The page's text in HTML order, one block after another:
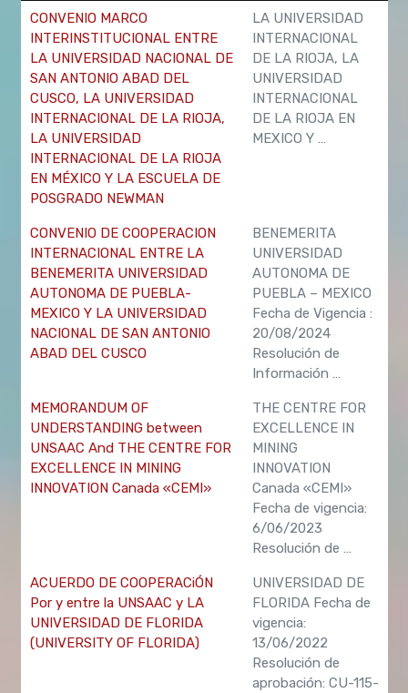
CONVENIO MARCO
INTERINSTITUCIONAL ENTRE
LA UNIVERSIDAD NACIONAL DE
SAN ANTONIO ABAD DEL
CUSCO, LA UNIVERSIDAD
INTERNACIONAL DE LA RIOJA,
LA UNIVERSIDAD
INTERNACIONAL DE LA RIOJA
EN MÉXICO Y LA ESCUELA DE
POSGRADO NEWMAN
LA UNIVERSIDAD
INTERNACIONAL
DE LA RIOJA, LA
UNIVERSIDAD
INTERNACIONAL
DE LA RIOJA EN
MEXICO Y …
CONVENIO DE COOPERACION
INTERNACIONAL ENTRE LA
BENEMERITA UNIVERSIDAD
AUTONOMA DE PUEBLA-
MEXICO Y LA UNIVERSIDAD
NACIONAL DE SAN ANTONIO
ABAD DEL CUSCO
BENEMERITA
UNIVERSIDAD
AUTONOMA DE
PUEBLA – MEXICO
Fecha de Vigencia :
20/08/2024
Resolución de
Información …
MEMORANDUM OF
UNDERSTANDING between
UNSAAC And THE CENTRE FOR
EXCELLENCE IN MINING
INNOVATION Canada «CEMI»
THE CENTRE FOR
EXCELLENCE IN
MINING
INNOVATION
Canada «CEMI»
Fecha de vigencia:
6/06/2023
Resolución de …
ACUERDO DE COOPERACiÓN
Por y entre la UNSAAC y LA
UNIVERSIDAD DE FLORIDA
(UNIVERSITY OF FLORIDA)
UNIVERSIDAD DE
FLORIDA Fecha de
vigencia:
13/06/2022
Resolución de
aprobación: CU-115-